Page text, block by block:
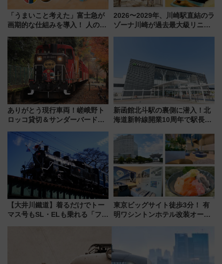
「うまいこと考えた」富士急が
画期的な仕組みを導入！ 人のか
ん」始動
2026〜2029年、川崎駅直結のラ
ゾーナ川崎が過去最大級リニュ
ありがとう現行車両！嵯峨野ト
ロッコ貸切＆サンダーバードレ
斉藤雪乃＆福原トシヒロと行
く！9月13日「京都の鉄道満喫
ツアー」開催
新函館北斗駅の裏側に潜入！北
海道新幹線開業10周年で駅長
ト 参加方法や体験内容を紹介
【大井川鐵道】着るだけでトー
マス号もSL・ELも乗れる「フリ
東京ビッグサイト徒歩3分！ 有
明ワシントンホテル改装オープ
客室」や海鮮丼が人気の朝食ビ